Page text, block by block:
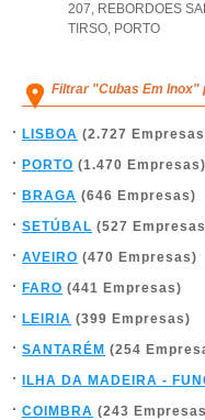
207, REBORDOES
TIRSO, PORTO
Filtrar "Cubas Em Inox"
LISBOA (2.727
PORTO (1.470 Empresas)
BRAGA (646 Empresas)
SETÚBAL (527
AVEIRO (470 Empresas)
FARO (441 Empresas)
LEIRIA (399 Empresas)
SANTARÉM (254
ILHA DA MADEIRA -
COIMBRA (243